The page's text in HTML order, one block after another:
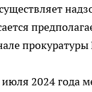
прокуратуры
2024